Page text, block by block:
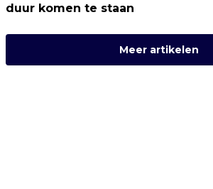
duur komen te staan
Meer artikelen